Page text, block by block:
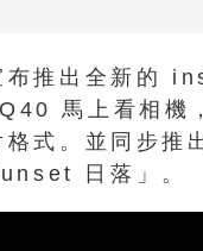
布推出全新的
馬上看相機
式。並同步推
日落」。